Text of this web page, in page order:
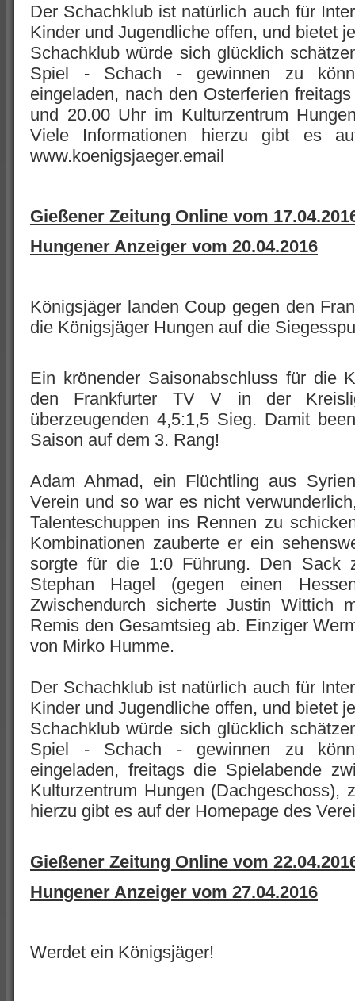
Der Schachklub ist natürlich auch für
Kinder und Jugendliche offen, und bietet
Schachklub würde sich glücklich
Spiel - Schach - gewinnen zu
eingeladen, nach den Osterferien
und 20.00 Uhr im Kulturzentrum
Viele Informationen hierzu gibt es
www.koenigsjaeger.email
Gießener Zeitung Online vom
Hungener Anzeiger vom 20.04.2016
Königsjäger landen Coup gegen den
die Königsjäger Hungen auf die
Ein krönender Saisonabschluss für die
den Frankfurter TV V in der
überzeugenden 4,5:1,5 Sieg. Damit
Saison auf dem 3. Rang!
Adam Ahmad, ein Flüchtling aus
Verein und so war es nicht
Talenteschuppen ins Rennen zu
Kombinationen zauberte er ein
sorgte für die 1:0 Führung. Den Sack
Stephan Hagel (gegen einen
Zwischendurch sicherte Justin Wittich
Remis den Gesamtsieg ab. Einziger
von Mirko Humme.
Der Schachklub ist natürlich auch für
Kinder und Jugendliche offen, und bietet
Schachklub würde sich glücklich
Spiel - Schach - gewinnen zu
eingeladen, freitags die Spielabende
Kulturzentrum Hungen (Dachgeschoss),
hierzu gibt es auf der Homepage des
Gießener Zeitung Online vom
Hungener Anzeiger vom 27.04.2016
Werdet ein Königsjäger!